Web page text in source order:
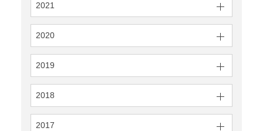
2021
2020
2019
2018
2017